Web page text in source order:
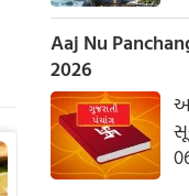
આ
Aaj Nu
2026